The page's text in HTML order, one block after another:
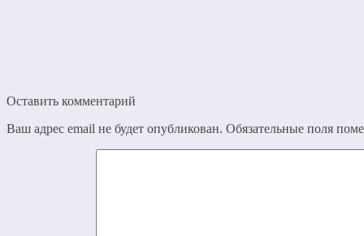
Оставить комментарий
Ваш адрес email не будет опубликован. Обязательные поля